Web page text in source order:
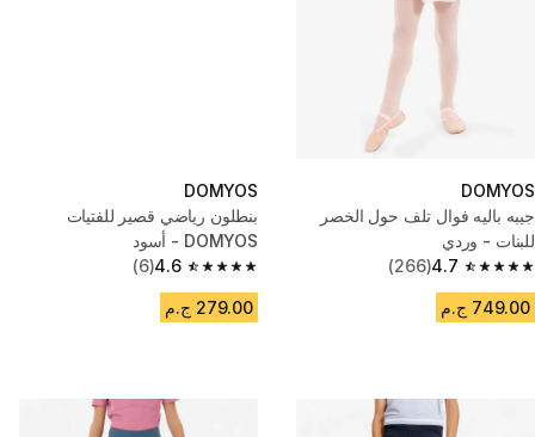
DOMYOS
جيبه باليه فوال تلف حول الخصر
للبنات - وردي
4.7
4.7 out of 5 stars from 266 reviews
(266)
749.00 ج.م
DOMYOS
بنطلون رياضي قصير للفتيات
DOMYOS - أسود
4.6
4.6 out of 5 stars from 6 reviews
(6)
279.00 ج.م